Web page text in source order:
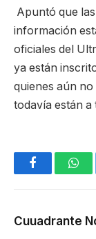
Apuntó que
información
oficiales del
ya están
quienes aún
todavía están a
Facebook
Cuuadrante